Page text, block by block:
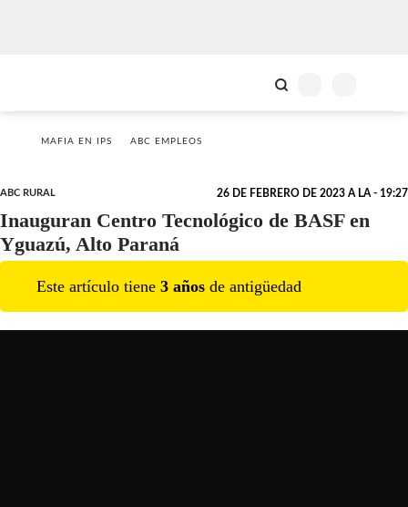
MAFIA EN IPS ABC EMPLEOS
ABC RURAL 26 DE FEBRERO DE 2023 A LA - 19:27
Inauguran Centro Tecnológico de BASF en
Yguazú, Alto Paraná
Este artículo tiene 3 años de antigüedad